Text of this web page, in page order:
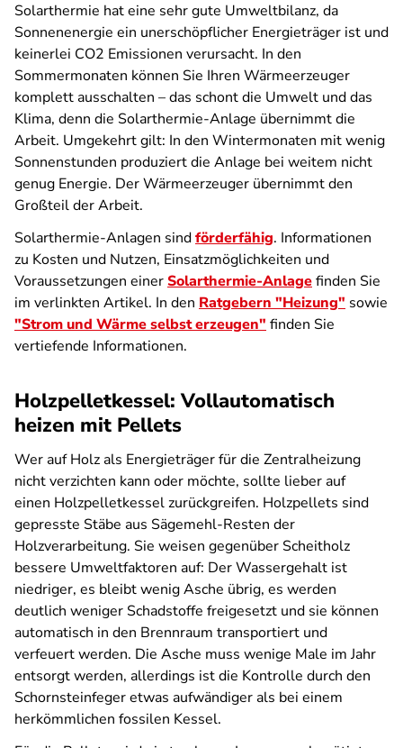
Solarthermie hat eine sehr gute Umweltbilanz, da
Sonnenenergie ein unerschöpflicher Energieträger ist und
keinerlei CO2 Emissionen verursacht. In den
Sommermonaten können Sie Ihren Wärmeerzeuger
komplett ausschalten – das schont die Umwelt und das
Klima, denn die Solarthermie-Anlage übernimmt die
Arbeit. Umgekehrt gilt: In den Wintermonaten mit wenig
Sonnenstunden produziert die Anlage bei weitem nicht
genug Energie. Der Wärmeerzeuger übernimmt den
Großteil der Arbeit.
Solarthermie-Anlagen sindförderfähig. Informationen
zu Kosten und Nutzen, Einsatzmöglichkeiten und
Voraussetzungen einerSolarthermie-Anlagefinden Sie
im verlinkten Artikel. In den Ratgebern "Heizung" sowie
"Strom und Wärme selbst erzeugen" finden Sie
vertiefende Informationen.
Holzpelletkessel: Vollautomatisch
heizen mit Pellets
Wer auf Holz als Energieträger für die Zentralheizung
nicht verzichten kann oder möchte, sollte lieber auf
einen Holzpelletkessel zurückgreifen. Holzpellets sind
gepresste Stäbe aus Sägemehl-Resten der
Holzverarbeitung. Sie weisen gegenüber Scheitholz
bessere Umweltfaktoren auf: Der Wassergehalt ist
niedriger, es bleibt wenig Asche übrig, es werden
deutlich weniger Schadstoffe freigesetzt und sie können
automatisch in den Brennraum transportiert und
verfeuert werden. Die Asche muss wenige Male im Jahr
entsorgt werden, allerdings ist die Kontrolle durch den
Schornsteinfeger etwas aufwändiger als bei einem
herkömmlichen fossilen Kessel.